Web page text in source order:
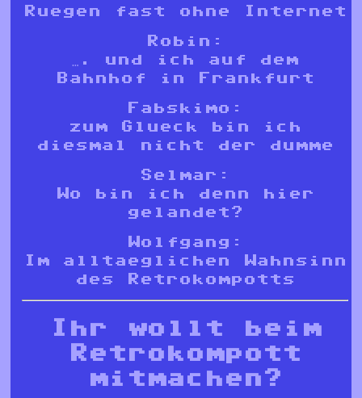
Ruegen fast ohne Internet
Robin:
…. und ich auf dem
Bahnhof in Frankfurt
Fabskimo:
zum Glueck bin ich
diesmal nicht der dumme
Selmar:
Wo bin ich denn hier
gelandet?
Wolfgang:
Im alltaeglichen Wahnsinn
des Retrokompotts
Ihr wollt beim
Retrokompott
mitmachen?